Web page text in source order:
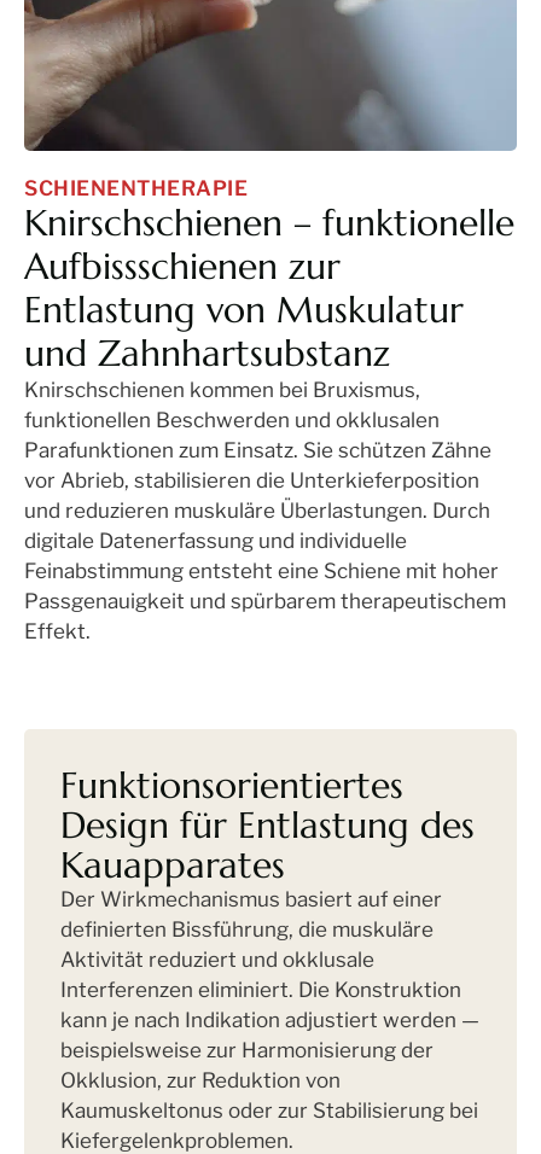
SCHIENENTHERAPIE
Knirschschienen – funktionelle
Aufbissschienen zur
Entlastung von Muskulatur
und Zahnhartsubstanz
Knirschschienen kommen bei Bruxismus,
funktionellen Beschwerden und okklusalen
Parafunktionen zum Einsatz. Sie schützen Zähne
vor Abrieb, stabilisieren die Unterkieferposition
und reduzieren muskuläre Überlastungen. Durch
digitale Datenerfassung und individuelle
Feinabstimmung entsteht eine Schiene mit hoher
Passgenauigkeit und spürbarem therapeutischem
Effekt.
Funktionsorientiertes
Design für Entlastung des
Kauapparates
Der Wirkmechanismus basiert auf einer
definierten Bissführung, die muskuläre
Aktivität reduziert und okklusale
Interferenzen eliminiert. Die Konstruktion
kann je nach Indikation adjustiert werden —
beispielsweise zur Harmonisierung der
Okklusion, zur Reduktion von
Kaumuskeltonus oder zur Stabilisierung bei
Kiefergelenkproblemen.